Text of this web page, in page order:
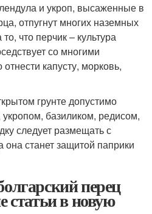
и укроп, высаженные в
отпугнут многих наземных
что перчик – культура
со многими
капусту, морковь,
грунте допустимо
базиликом, редисом,
следует размещать с
она станет защитой паприки
перец
статьи в новую